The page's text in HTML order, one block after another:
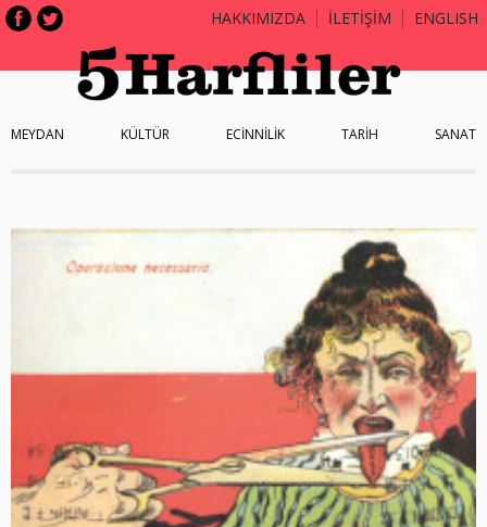
HAKKIMIZDA İLETİŞİM ENGLISH
MEYDAN KÜLTÜR ECİNNİLİK TARİH SANAT